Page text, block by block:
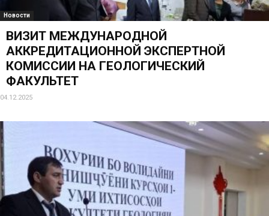
Новости
ВИЗИТ МЕЖДУНАРОДНОЙ
АККРЕДИТАЦИОННОЙ ЭКСПЕРТНОЙ
КОМИССИИ НА ГЕОЛОГИЧЕСКИЙ
ФАКУЛЬТЕТ
04.12.2025